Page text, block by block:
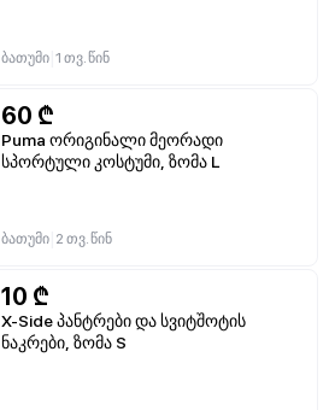
ბათუმი 1 თვ. წინ
60 ₾
Puma ორიგინალი მეორადი
სპორტული კოსტუმი, ზომა L
ბათუმი 2 თვ. წინ
10 ₾
X-Side პანტრები და სვიტშოტის
ნაკრები, ზომა S